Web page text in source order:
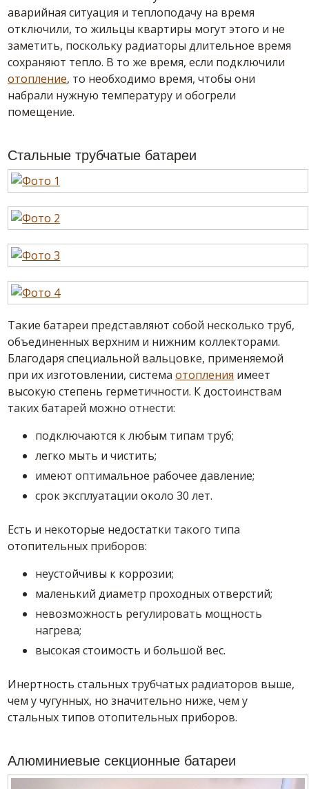
аварийная ситуация и теплоподачу на время
отключили, то жильцы квартиры могут этого и не
заметить, поскольку радиаторы длительное время
сохраняют тепло. В то же время, если подключили
отопление, то необходимо время, чтобы они
набрали нужную температуру и обогрели
помещение.
Стальные трубчатые батареи
Такие батареи представляют собой несколько труб,
объединенных верхним и нижним коллекторами.
Благодаря специальной вальцовке, применяемой
при их изготовлении, системаотопления имеет
высокую степень герметичности. К достоинствам
таких батарей можно отнести:
подключаются к любым типам труб;
легко мыть и чистить;
имеют оптимальное рабочее давление;
срок эксплуатации около 30 лет.
Есть и некоторые недостатки такого типа
отопительных приборов:
неустойчивы к коррозии;
маленький диаметр проходных отверстий;
невозможность регулировать мощность
нагрева;
высокая стоимость и большой вес.
Инертность стальных трубчатых радиаторов выше,
чем у чугунных, но значительно ниже, чем у
стальных типов отопительных приборов.
Алюминиевые секционные батареи